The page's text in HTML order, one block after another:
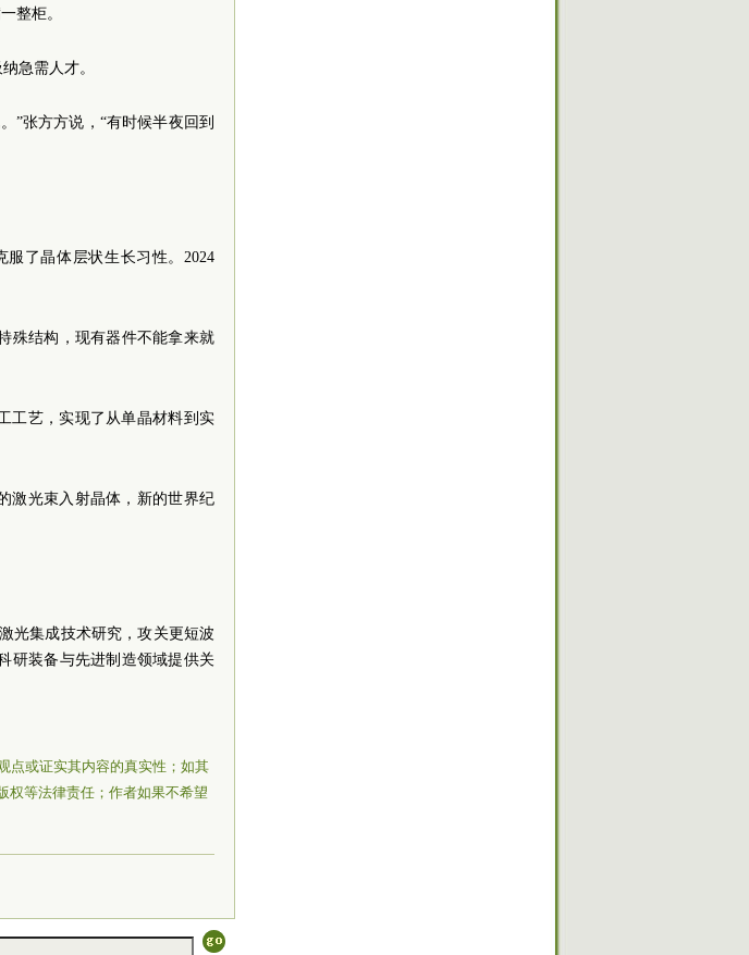
整柜。
急需人才。
”张方方说，“有时候半夜回到
了晶体层状生长习性。2024
殊结构，现有器件不能拿来就
工艺，实现了从单晶材料到实
激光束入射晶体，新的世界纪
光集成技术研究，攻关更短波
研装备与先进制造领域提供关
点或证实其内容的真实性；如其
权等法律责任；作者如果不希望